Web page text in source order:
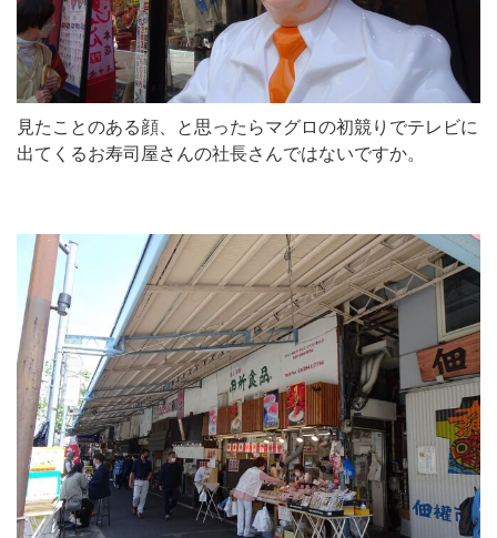
見たことのある顔、と思ったらマグロの初競りでテレビに
出てくるお寿司屋さんの社長さんではないですか。